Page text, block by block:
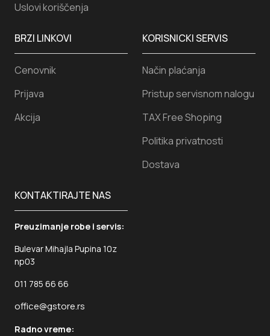
KORISNICKI SERVIS
Način plaćanja
Pristup servisnom nalogu
TAX Free Shoping
Politika privatnosti
Dostava
Uslovi koriščenja
KONTAKTIRAJTE NAS
Preuzimanje robe i servis:
Bulevar Mihajla Pupina 10z
np03
011 785 66 66
office@gstore.rs
Radno vreme:
BRZI LINKOVI
Cenovnik
Prijava
Akcija